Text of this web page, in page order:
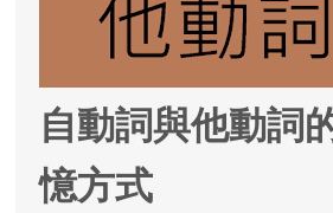
自動詞與他動詞
憶方式